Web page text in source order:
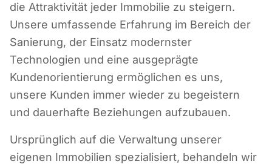
die Attraktivität jeder Immobilie zu steigern.
Unsere umfassende Erfahrung im Bereich der
Sanierung, der Einsatz modernster
Technologien und eine ausgeprägte
Kundenorientierung ermöglichen es uns,
unsere Kunden immer wieder zu begeistern
und dauerhafte Beziehungen aufzubauen.
Ursprünglich auf die Verwaltung unserer
eigenen Immobilien spezialisiert, behandeln wir